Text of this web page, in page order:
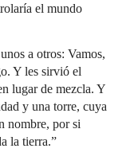
el mundo
a otros: Vamos,
Y les sirvió el
lugar de mezcla. Y
y una torre, cuya
nombre, por si
la tierra.”